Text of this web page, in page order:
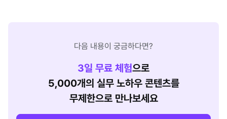
다음 내용이 궁금하다면?
3일 무료 체험으로
5,000개의 실무 노하우 콘텐츠를
무제한으로 만나보세요